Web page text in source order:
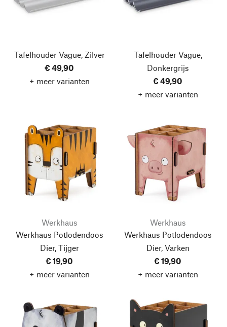
Tafelhouder Vague, Zilver
€ 49,90
+ meer varianten
Tafelhouder Vague,
Donkergrijs
€ 49,90
+ meer varianten
Werkhaus
Werkhaus Potlodendoos
Dier, Tijger
€ 19,90
+ meer varianten
Werkhaus
Werkhaus Potlodendoos
Dier, Varken
€ 19,90
+ meer varianten